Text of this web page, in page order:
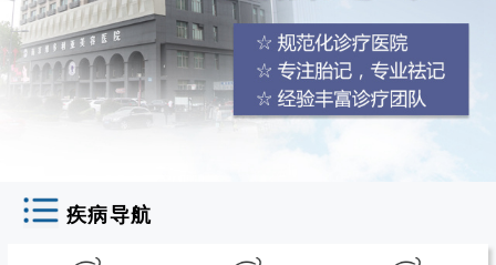
疾病导航